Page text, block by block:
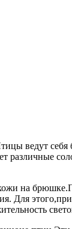
ведут
различные
на
Для